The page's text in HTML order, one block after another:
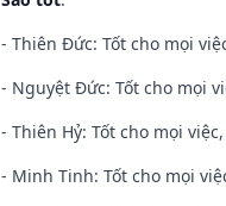
- Thiên Đức: Tốt cho mọi
- Nguyệt Đức: Tốt cho mọi
- Thiên Hỷ: Tốt cho mọi
- Minh Tinh: Tốt cho mọi